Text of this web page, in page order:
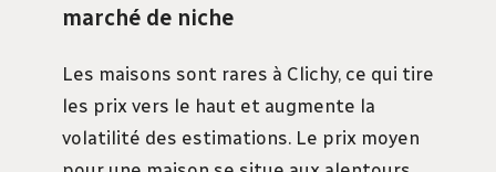
marché de niche
Les maisons sont rares à Clichy, ce qui tire
les prix vers le haut et augmente la
volatilité des estimations. Le prix moyen